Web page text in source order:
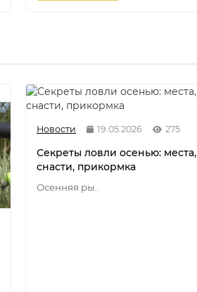
Новости 19.05.2026 275
Секреты ловли осенью: места,
снасти, прикормка
Осенняя ры..